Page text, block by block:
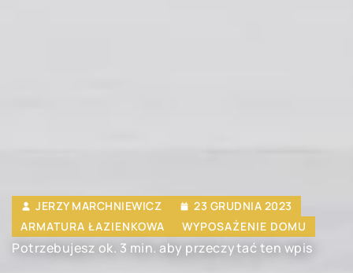
JERZY MARCHNIEWICZ
23 GRUDNIA 2023
ARMATURA ŁAZIENKOWA
WYPOSAŻENIE DOMU
Potrzebujesz ok. 3 min. aby przeczytać ten wpis